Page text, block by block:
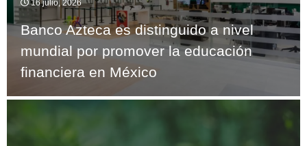
16 julio, 2026
Banco Azteca es distinguido a nivel
mundial por promover la educación
financiera en México